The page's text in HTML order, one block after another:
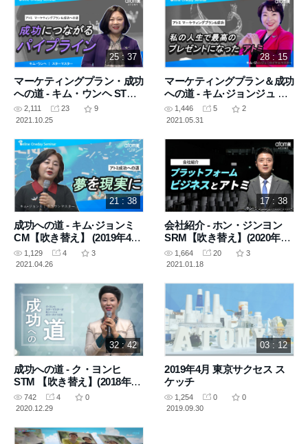
25 : 37
マーケティングプラン・成功
への道 - キム・ウンヘ STM
【吹き替え】(2020年4月2日
収録)
2,111 23
9
2021.10.25
28 : 15
マーケティングプラン＆成功
への道 - キム·ジョンジュ RM
【吹き替え】(2020年4月23日
講義)
1,446 5
2
2021.05.31
21 : 38
成功への道 - キム·ジョンミ
CM【吹き替え】 (2019年4月
4日 講義)
1,129 4
3
2021.04.26
17 : 38
会社紹介 - ホン・ジンヨン
SRM【吹き替え】(2020年4
月10日 講義)
1,664 20
3
2021.01.18
32 : 42
成功への道 - ク・ヨンヒ
STM 【吹き替え】(2018年4
月26日 講義)
742 4
0
2020.12.29
03 : 12
2019年4月 東京サクセス ス
ケッチ
1,254 0
0
2019.09.30